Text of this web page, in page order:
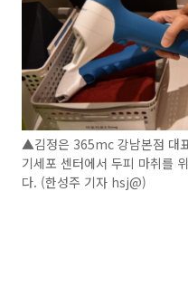
▲김정은 365mc 강남본점 대
기세포 센터에서 두피 마취를
다. (한성주 기자 hsj@)